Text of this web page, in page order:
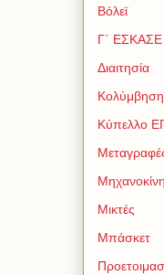
Βόλεϊ
Γ΄ ΕΣΚΑΣΕ
Διαιτησία
Κολύμβηση
Κύπελλο
Μικτές
Μπάσκετ